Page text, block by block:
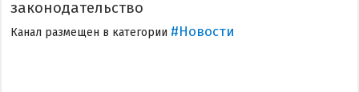
законодательство
Канал размещен в категории #Новости